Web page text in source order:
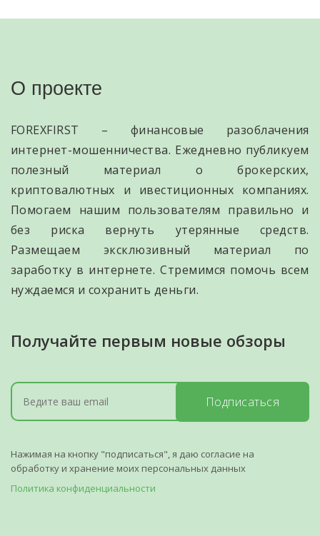
О проекте
FOREXFIRST – финансовые разоблачения
интернет-мошенничества. Ежедневно публикуем
полезный материал о брокерских,
криптовалютных и ивестиционных компаниях.
Помогаем нашим пользователям правильно и
без риска вернуть утерянные средств.
Размещаем эксклюзивный материал по
заработку в интернете. Стремимся помочь всем
нуждаемся и сохранить деньги.
Получайте первым новые обзоры
Подписаться
Нажимая на кнопку "подписаться", я даю согласие на
обработку и хранение моих персональных данных
Политика конфиденциальности